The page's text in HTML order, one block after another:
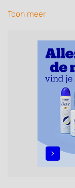
specialisaties of
zonder
kunnen uw
maar ook
opsteken,
permanent, een
epileren,
een baard en
filteren met
Toon meer